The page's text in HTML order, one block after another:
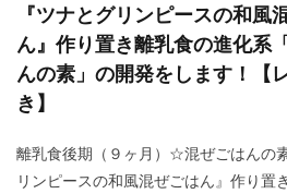
『ツナとグリンピースの和風
ん』作り置き離乳食の進化系
んの素」の開発をします！【
き】
離乳食後期（９ヶ月）☆混ぜごはんの
リンピースの和風混ぜごはん』作り置